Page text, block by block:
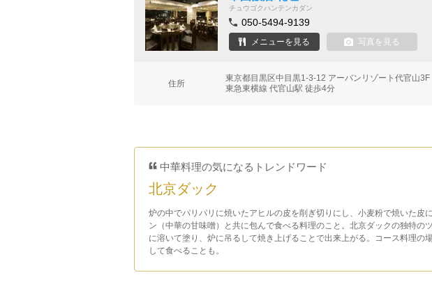
チュウゴクハンテンカダン
050-5494-9139
メニューを見る 写真を見る
住所
東京都目黒区中目黒1-3-12 アーバンリゾート代官山
東急東横線 代官山駅 徒歩4分
中華料理の気になるトレンドワード
北京ダック
炉の中でパリパリに焼いたアヒルの皮を削ぎ切りにし、小麦粉で焼いた皮
ン（中華の甘味噌）と共に包んで食べる料理のこと。北京ダックの独特の
に溶いて塗り、炉に吊るして焼き上げることで出来上がる。コース料理の
して食べることも。